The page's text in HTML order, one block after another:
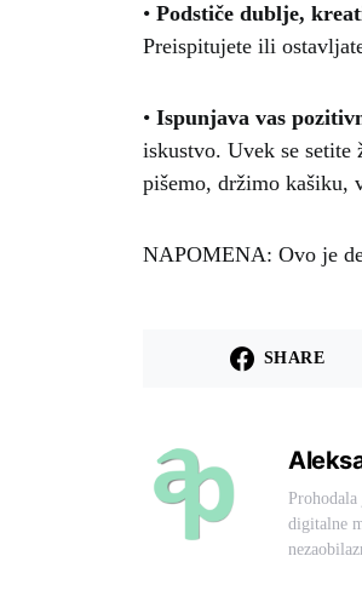
• Podstiče dublje,
Preispitujete ili
• Ispunjava vas
iskustvo. Uvek se
pišemo, držimo kašiku,
NAPOMENA: Ovo je
SHARE
digitalne